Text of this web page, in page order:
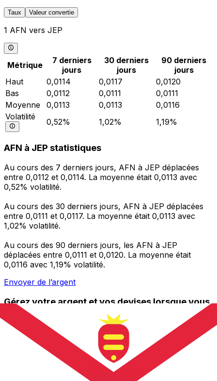
Taux Valeur convertie
1 AFN vers JEP
Métrique
7 derniers
jours
30 derniers
jours
90 derniers
jours
Haut
0,0114 0,0117
0,0120
Bas
0,0112 0,0111
0,0111
Moyenne
0,0113 0,0113
0,0116
Volatilité
0,52% 1,02% 1,19%
AFN à JEP statistiques
Au cours des 7 derniers jours, AFN à JEP déplacées
entre 0,0112 et 0,0114. La moyenne était 0,0113 avec
0,52% volatilité.
Au cours des 30 derniers jours, AFN à JEP déplacées
entre 0,0111 et 0,0117. La moyenne était 0,0113 avec
1,02% volatilité.
Au cours des 90 derniers jours, les AFN à JEP
déplacées entre 0,0111 et 0,0120. La moyenne était
0,0116 avec 1,19% volatilité.
Envoyer de l’argent
Gérez votre argent et vos devises lorsque vous
êtes en déplacement
L'application Xe réunit toutes les fonctionnalités
nécessaires pour vos transferts d'argent internationaux
et la gestion de vos devises. Convertissez des devises,
programmez des alertes de taux et transférez de
l'argent à l'étranger sans frais cachés. Téléchargez